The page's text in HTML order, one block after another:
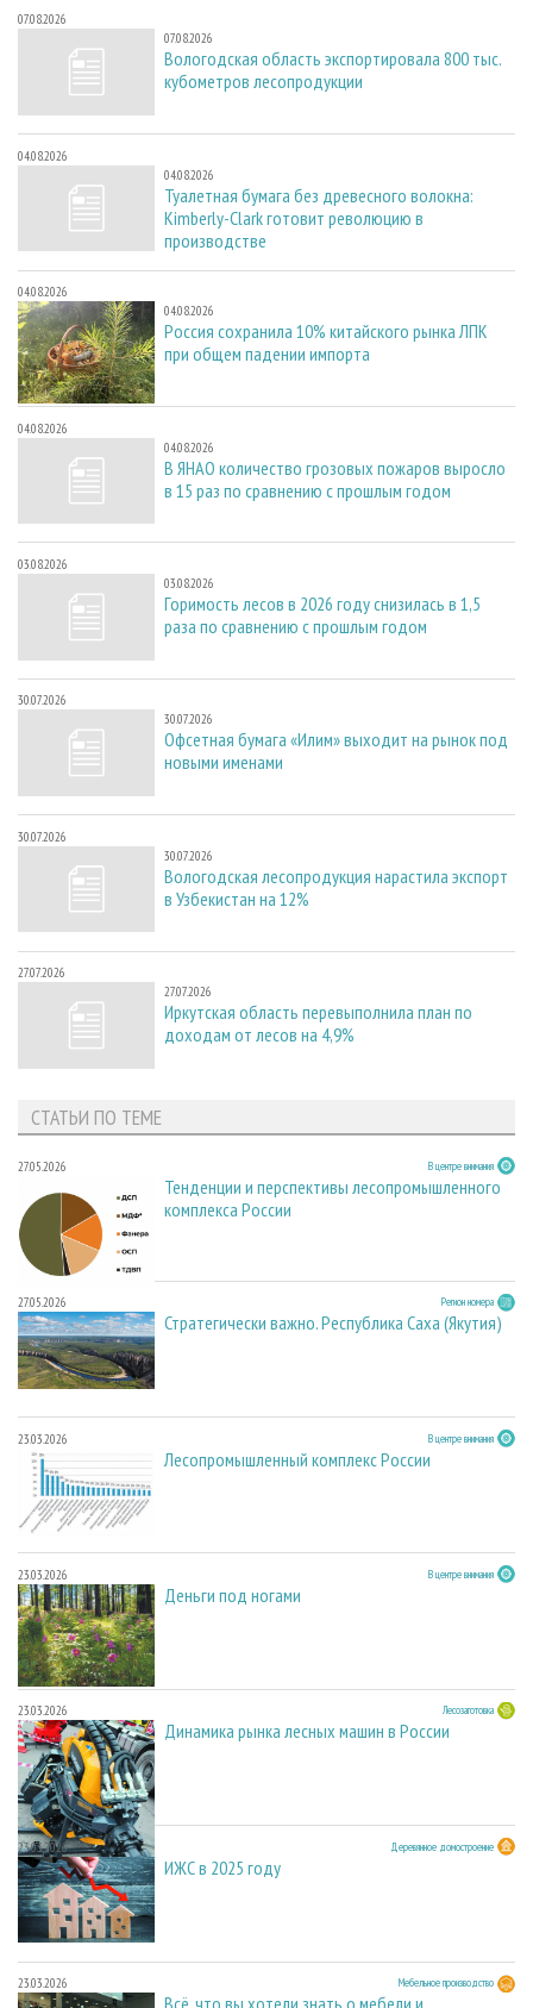
07.08.2026
07.08.2026
Вологодская область экспортировала 800 тыс.
кубометров лесопродукции
04.08.2026
04.08.2026
Туалетная бумага без древесного волокна:
Kimberly-Clark готовит революцию в
производстве
04.08.2026
04.08.2026
Россия сохранила 10% китайского рынка ЛПК
при общем падении импорта
04.08.2026
04.08.2026
В ЯНАО количество грозовых пожаров выросло
в 15 раз по сравнению с прошлым годом
03.08.2026
03.08.2026
Горимость лесов в 2026 году снизилась в 1,5
раза по сравнению с прошлым годом
30.07.2026
30.07.2026
Офсетная бумага «Илим» выходит на рынок под
новыми именами
30.07.2026
30.07.2026
Вологодская лесопродукция нарастила экспорт
в Узбекистан на 12%
27.07.2026
27.07.2026
Иркутская область перевыполнила план по
доходам от лесов на 4,9%
СТАТЬИ ПО ТЕМЕ
27.05.2026 В центре внимания
Тенденции и перспективы лесопромышленного
комплекса России
27.05.2026 Регион номера
Стратегически важно. Республика Саха (Якутия)
23.03.2026 В центре внимания
Лесопромышленный комплекс России
23.03.2026 В центре внимания
Деньги под ногами
23.03.2026 Лесозаготовка
Динамика рынка лесных машин в России
23.03.2026 Деревянное домостроение
ИЖС в 2025 году
23.03.2026 Мебельное производство